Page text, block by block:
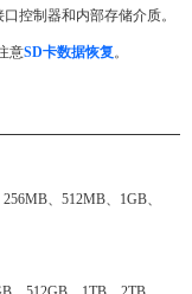
控制器和内部存储介质。
意SD卡数据恢复。
、512MB、1GB、